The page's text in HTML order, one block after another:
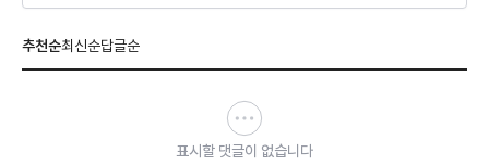
추천순최신순답글순
표시할 댓글이 없습니다